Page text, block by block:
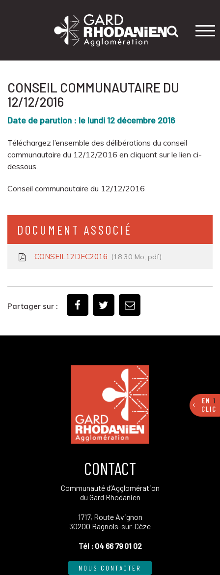
CONSEIL COMMUNAUTAIRE DU
12/12/2016
Date de parution : le lundi 12 décembre 2016
Téléchargez l’ensemble des délibérations du conseil
communautaire du 12/12/2016 en cliquant sur le lien ci-
dessous.
Conseil communautaire du 12/12/2016
DOCUMENT ASSOCIÉ
CONSEIL12DEC2016 18,30 Mo, pdf
Partager sur :
EN1
CLIC
CONTACT
Communauté d’Agglomération
du Gard Rhodanien
1717, Route Avignon
30200 Bagnols-sur-Cèze
Tél : 04 66 79 01 02
NOUS CONTACTER